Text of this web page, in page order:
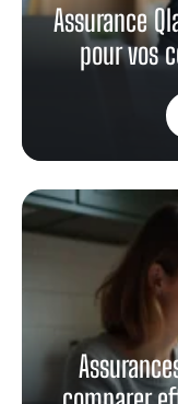
Assurance
pour vos